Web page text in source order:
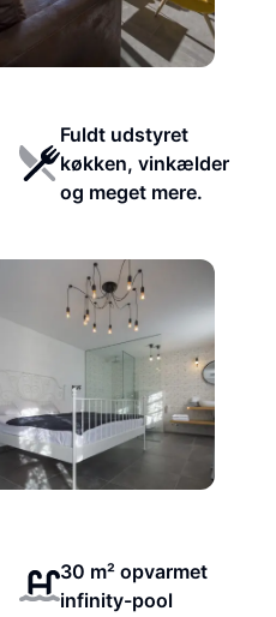
Fuldt udstyret
køkken, vinkælder
og meget mere.
30 m² opvarmet
infinity-pool